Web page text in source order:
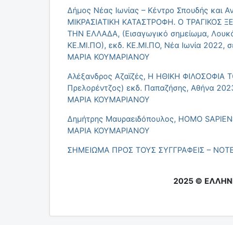
Δήμος Νέας Ιωνίας – Κέντρο Σπουδής και
ΜΙΚΡΑΣΙΑΤΙΚΗ ΚΑΤΑΣΤΡΟΦΗ. Ο
ΤΗΝ ΕΛΛΑΔΑ, (Εισαγωγικό σημείωμα,
ΚΕ.ΜΙ.ΠΟ), εκδ. ΚΕ.ΜΙ.ΠΟ, Νέα Ιωνία 2022,
ΜΑΡΙΑ ΚΟΥΜΑΡΙΑΝΟΥ
Αλέξανδρος Αζαϊζές, Η ΗΘΙΚΗ
Πρελορέντζος) εκδ. Παπαζήσης, Αθήνα
ΜΑΡΙΑ ΚΟΥΜΑΡΙΑΝΟΥ
Δημήτρης Μαυραειδόπουλος, HOMO
ΜΑΡΙΑ ΚΟΥΜΑΡΙΑΝΟΥ
ΣΗΜΕΙΩΜΑ ΠΡΟΣ ΤΟΥΣ ΣΥΓΓΡΑΦΕΙΣ –
2025 ©